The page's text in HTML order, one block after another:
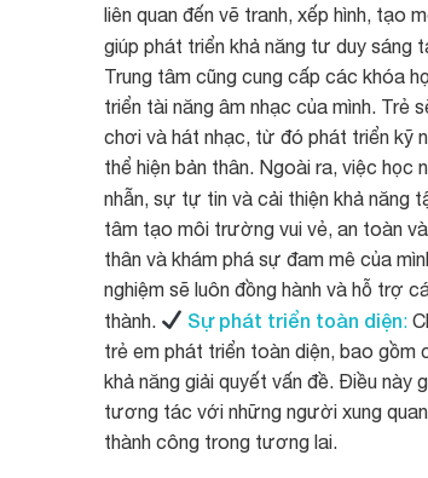
liên quan đến vẽ tranh, xếp hình, tạo
giúp phát triển khả năng tư duy sáng
Trung tâm cũng cung cấp các khóa
triển tài năng âm nhạc của mình. Trẻ
chơi và hát nhạc, từ đó phát triển kỹ
thể hiện bản thân. Ngoài ra, việc học
nhẫn, sự tự tin và cải thiện khả năng
tâm tạo môi trường vui vẻ, an toàn
thân và khám phá sự đam mê của
nghiệm sẽ luôn đồng hành và hỗ trợ
thành.
Sự phát triển toàn diện:
trẻ em phát triển toàn diện, bao gồm
khả năng giải quyết vấn đề. Điều này
tương tác với những người xung
thành công trong tương lai.